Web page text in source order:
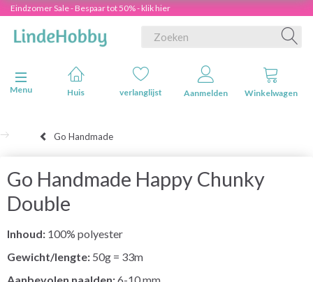
Eindzomer Sale - Bespaar tot 50% - klik hier
Navigatie in-/uitschakelen
Menu
Huis verlanglijst Aanmelden Winkelwagen
Go Handmade
Go Handmade Happy Chunky
Double
Inhoud: 100% polyester
Gewicht/lengte: 50g = 33m